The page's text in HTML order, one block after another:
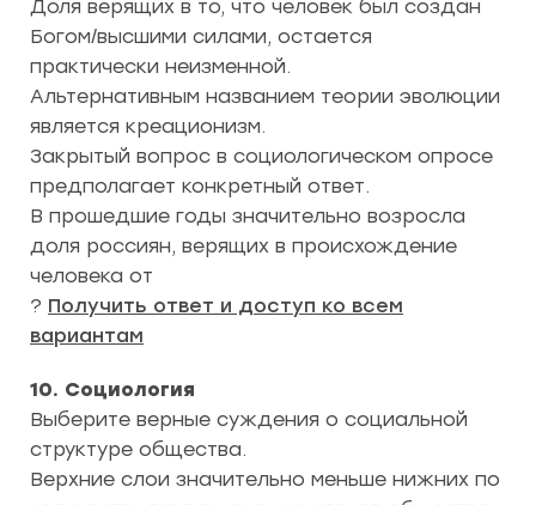
Доля верящих в то, что человек был создан
Богом/высшими силами, остается
практически неизменной.
Альтернативным названием теории эволюции
является креационизм.
Закрытый вопрос в социологическом опросе
предполагает конкретный ответ.
В прошедшие годы значительно возросла
доля россиян, верящих в происхождение
человека от
? Получить ответ и доступ ко всем
вариантам
10. Социология
Выберите верные суждения о социальной
структуре общества.
Верхние слои значительно меньше нижних по